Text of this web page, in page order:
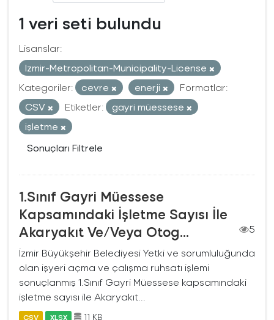
1 veri seti bulundu
Lisanslar:
Izmir-Metropolitan-Municipality-License
Kategoriler:
cevre enerji
Formatlar:
CSV
Etiketler:
gayri müessese
işletme
Sonuçları Filtrele
1.Sınıf Gayri Müessese
Kapsamındaki İşletme Sayısı İle
Akaryakıt Ve/Veya Otog...
5
İzmir Büyükşehir Belediyesi Yetki ve sorumluluğunda
olan işyeri açma ve çalışma ruhsatı işlemi
sonuçlanmış 1.Sınıf Gayri Müessese kapsamındaki
işletme sayısı ile Akaryakıt...
CSV XLSX 11 KB